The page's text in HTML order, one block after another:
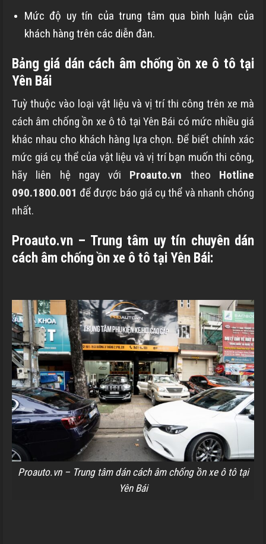
Mức độ uy tín của trung tâm qua bình luận của
khách hàng trên các diễn đàn.
Bảng giá dán cách âm chống ồn xe ô tô tại
Yên Bái
Tuỳ thuộc vào loại vật liệu và vị trí thi công trên xe mà
cách âm chống ồn xe ô tô tại Yên Bái có mức nhiều giá
khác nhau cho khách hàng lựa chọn. Để biết chính xác
mức giá cụ thể của vật liệu và vị trí bạn muốn thi công,
hãy liên hệ ngay với Proauto.vn theo Hotline
090.1800.001 để được báo giá cụ thể và nhanh chóng
nhất.
Proauto.vn – Trung tâm uy tín chuyên dán
cách âm chống ồn xe ô tô tại Yên Bái:
Proauto.vn – Trung tâm dán cách âm chống ồn xe ô tô tại
Yên Bái